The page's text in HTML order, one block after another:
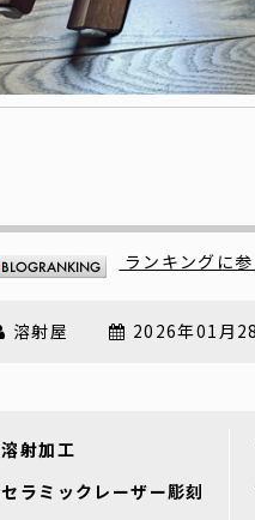
ランキングに
溶射屋 2026年01月
溶射加工
セラミックレーザー彫刻